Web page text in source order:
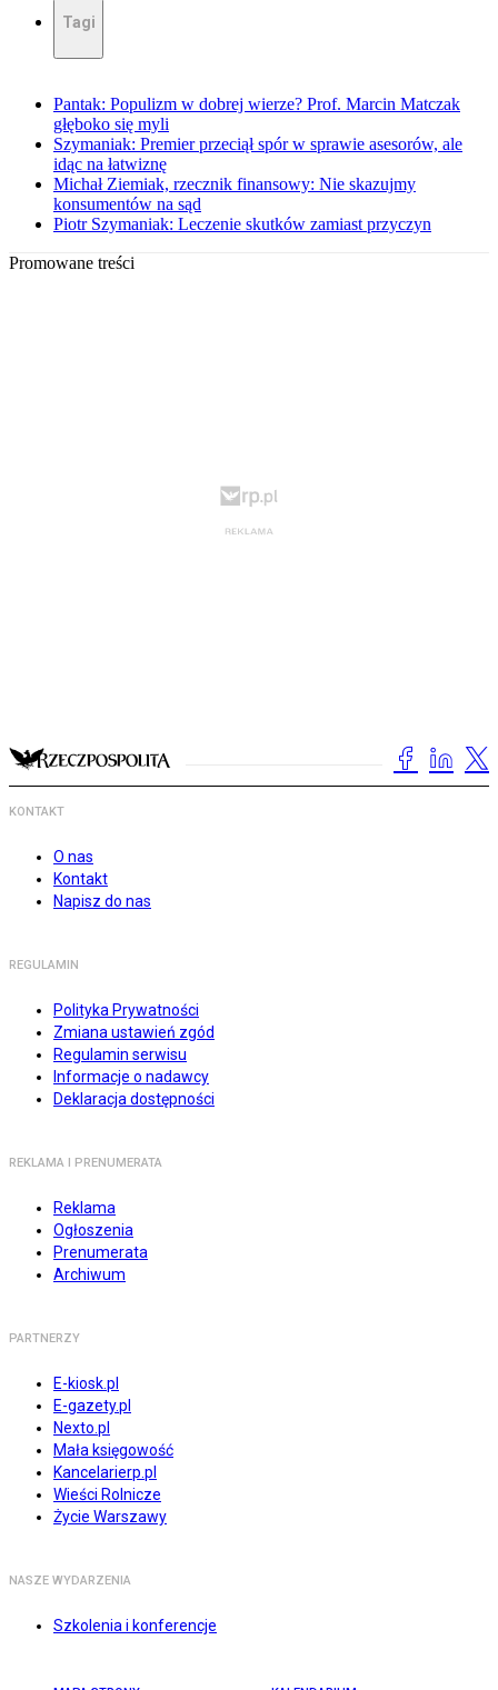
Tagi
Pantak: Populizm w dobrej wierze? Prof. Marcin Matczak
głęboko się myli
Szymaniak: Premier przeciął spór w sprawie asesorów, ale
idąc na łatwiznę
Michał Ziemiak, rzecznik finansowy: Nie skazujmy
konsumentów na sąd
Piotr Szymaniak: Leczenie skutków zamiast przyczyn
Promowane treści
KONTAKT
O nas
Kontakt
Napisz do nas
REGULAMIN
Polityka Prywatności
Zmiana ustawień zgód
Regulamin serwisu
Informacje o nadawcy
Deklaracja dostępności
REKLAMA I PRENUMERATA
Reklama
Ogłoszenia
Prenumerata
Archiwum
PARTNERZY
E-kiosk.pl
E-gazety.pl
Nexto.pl
Mała księgowość
Kancelarierp.pl
Wieści Rolnicze
Życie Warszawy
NASZE WYDARZENIA
Szkolenia i konferencje